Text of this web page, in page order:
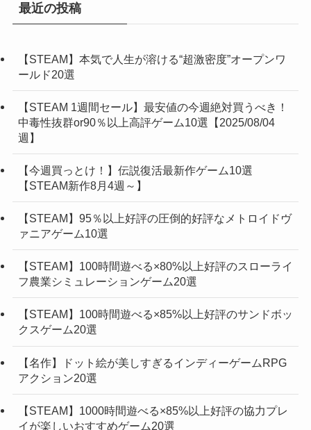
最近の投稿
【STEAM】本気で人生が溶ける“超激密度”オープンワ
ールド20選
【STEAM 1週間セール】最安値の今週絶対買うべき！
中毒性抜群or90％以上高評ゲーム10選【2025/08/04
週】
【今週買っとけ！】伝説復活最新作ゲーム10選
【STEAM新作8月4週～】
【STEAM】95％以上好評の圧倒的好評なメトロイドヴ
ァニアゲーム10選
【STEAM】100時間遊べる×80%以上好評のスローライ
フ農業シミュレーションゲーム20選
【STEAM】100時間遊べる×85%以上好評のサンドボッ
クスゲーム20選
【名作】ドット絵が美しすぎるインディーゲームRPG
アクション20選
【STEAM】1000時間遊べる×85%以上好評の協力プレ
イが楽しいおすすめゲーム20選